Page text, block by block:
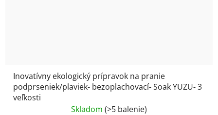
Inovatívny ekologický prípravok na pranie
podprseniek/plaviek- bezoplachovací- Soak YUZU- 3
veľkosti
Skladom (>5 balenie)